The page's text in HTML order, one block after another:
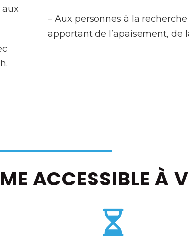
– Aux personnes à la
apportant de l’apaisement, de
ACCESSIBLE À